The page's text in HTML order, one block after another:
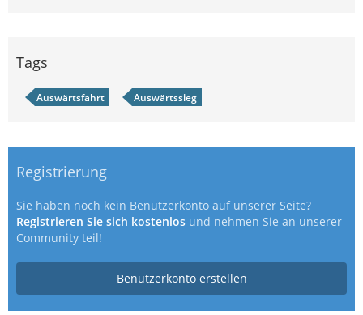
Tags
Auswärtsfahrt Auswärtssieg
Registrierung
Sie haben noch kein Benutzerkonto auf unserer Seite?
Registrieren Sie sich kostenlos und nehmen Sie an unserer
Community teil!
Benutzerkonto erstellen